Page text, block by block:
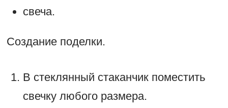
свеча.
Создание поделки.
В стеклянный стаканчик поместить
свечку любого размера.